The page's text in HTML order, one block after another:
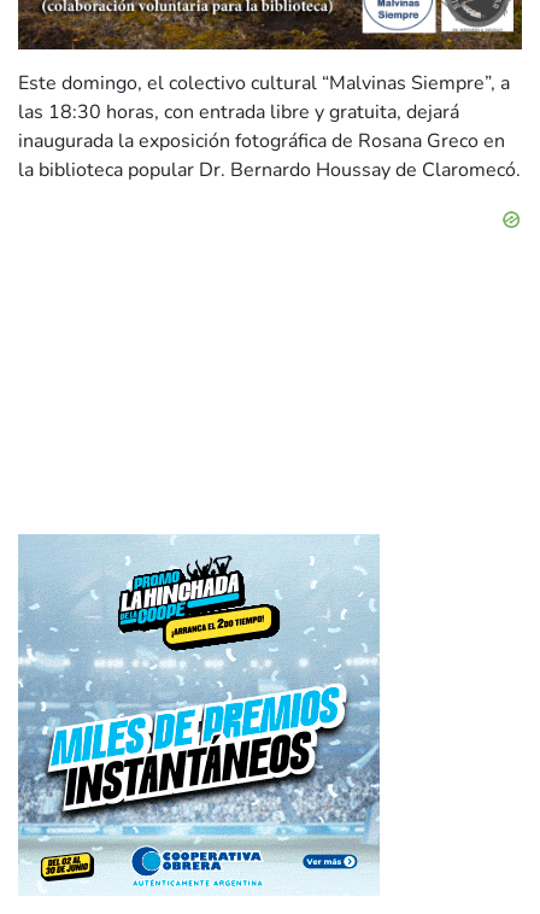
Este domingo, el colectivo cultural “Malvinas Siempre”, a
las 18:30 horas, con entrada libre y gratuita, dejará
inaugurada la exposición fotográfica de Rosana Greco en
la biblioteca popular Dr. Bernardo Houssay de Claromecó.